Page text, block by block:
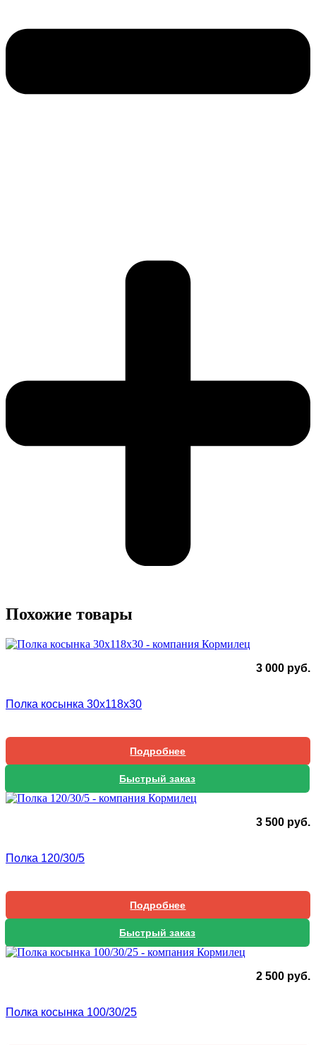
Похожие товары
3 000 руб.
Полка косынка 30х118х30
Подробнее
Быстрый заказ
3 500 руб.
Полка 120/30/5
Подробнее
Быстрый заказ
2 500 руб.
Полка косынка 100/30/25